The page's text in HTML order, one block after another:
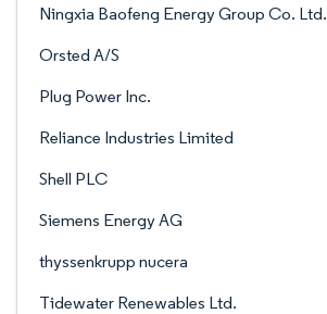
Ningxia Baofeng Energy Group Co. Ltd.
Orsted A/S
Plug Power Inc.
Reliance Industries Limited
Shell PLC
Siemens Energy AG
thyssenkrupp nucera
Tidewater Renewables Ltd.